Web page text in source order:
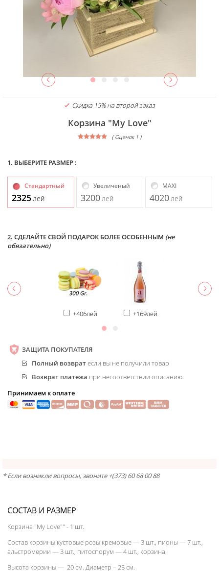
Скидка 15% на второй заказ
Корзина "My Love"
( Оценок 1 )
1. ВЫБЕРИТЕ РАЗМЕР :
Стандартный
2325лей
Увеличеный
3200лей
MAXI
4020лей
2. СДЕЛАЙТЕ СВОЙ ПОДАРОК БОЛЕЕ ОСОБЕННЫМ (не
обязательно)
+406лей +169лей
ЗАЩИТА ПОКУПАТЕЛЯ
Полный возвратесли вы не получили товар
Возврат платежа при несоответствии описанию
Принимаем к оплате
* Если возникли вопросы, звоните +(373) 60 68 00 88
СОСТАВ И РАЗМЕР
Корзина "My Love"" - 1 шт.
Состав корзины:кустовые розы кремовые — 3 шт., пионы — 7 шт.,
альстромерии — 3 шт., питоспорум — 4 шт., корзина.
Высота корзины — 20 см. Диаметр – 25 см.